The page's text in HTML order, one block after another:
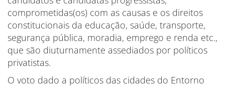
comprometidas(os) com as causas e os direitos
constitucionais da educação, saúde, transporte,
segurança pública, moradia, emprego e renda etc.,
que são diuturnamente assediados por políticos
privatistas.
O voto dado a políticos das cidades do Entorno